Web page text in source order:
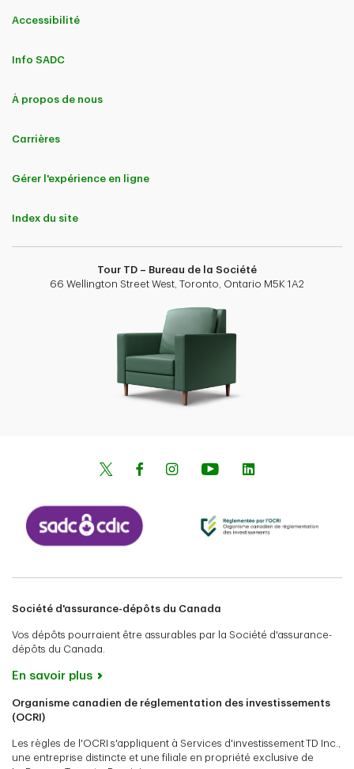
Accessibilité
Info SADC
À propos de nous
Carrières
Gérer l'expérience en ligne
Index du site
Tour TD – Bureau de la Société
66 Wellington Street West, Toronto, Ontario M5K 1A2
Société d'assurance-dépôts du Canada
Vos dépôts pourraient être assurables par la Société d'assurance-
dépôts du Canada.
En savoir plus
Organisme canadien de réglementation des investissements
(OCRI)
Les règles de l'OCRI s'appliquent à Services d'investissement TD Inc.,
une entreprise distincte et une filiale en propriété exclusive de